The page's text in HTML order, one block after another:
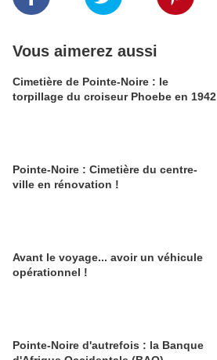
Vous aimerez aussi
Cimetière de Pointe-Noire : le
torpillage du croiseur Phoebe en 1942
Pointe-Noire : Cimetière du centre-
ville en rénovation !
Avant le voyage... avoir un véhicule
opérationnel !
Pointe-Noire d'autrefois : la Banque